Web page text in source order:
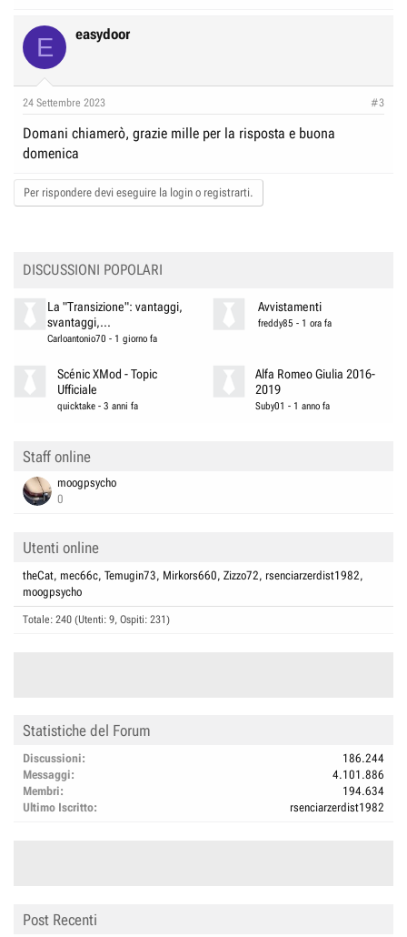
E easydoor
24 Settembre 2023 #3
Domani chiamerò, grazie mille per la risposta e buona
domenica
Per rispondere devi eseguire la login o registrarti.
DISCUSSIONI POPOLARI
La "Transizione": vantaggi,
svantaggi,...
Carloantonio70 - 1 giorno fa
Avvistamenti
freddy85 - 1 ora fa
Scénic XMod - Topic
Ufficiale
quicktake -3 anni fa
Alfa Romeo Giulia 2016-
2019
Suby01 - 1 anno fa
Staff online
moogpsycho
0
Utenti online
theCat mec66c Temugin73 Mirkors660 Zizzo72 rsenciarzerdist1982
moogpsycho
Totale: 240 (Utenti: 9, Ospiti: 231)
Statistiche del Forum
Discussioni
186.244
Messaggi
4.101.886
Membri
194.634
Ultimo Iscritto
rsenciarzerdist1982
Post Recenti